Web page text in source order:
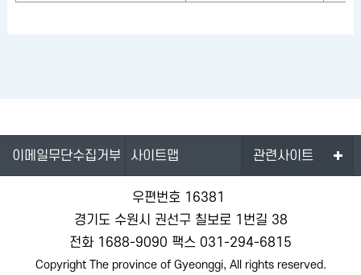
이메일무단수집거부 사이트맵 관련사이트
우편번호 16381
경기도 수원시 권선구 칠보로 1번길 38
전화 1688-9090 팩스 031-294-6815
Copyright The province of Gyeonggi, All rights reserved.